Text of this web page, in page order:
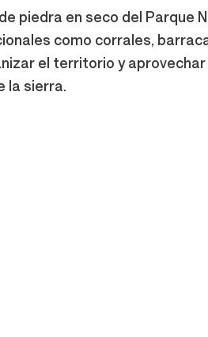
en seco del Parque
como corrales,
el territorio y
la sierra.